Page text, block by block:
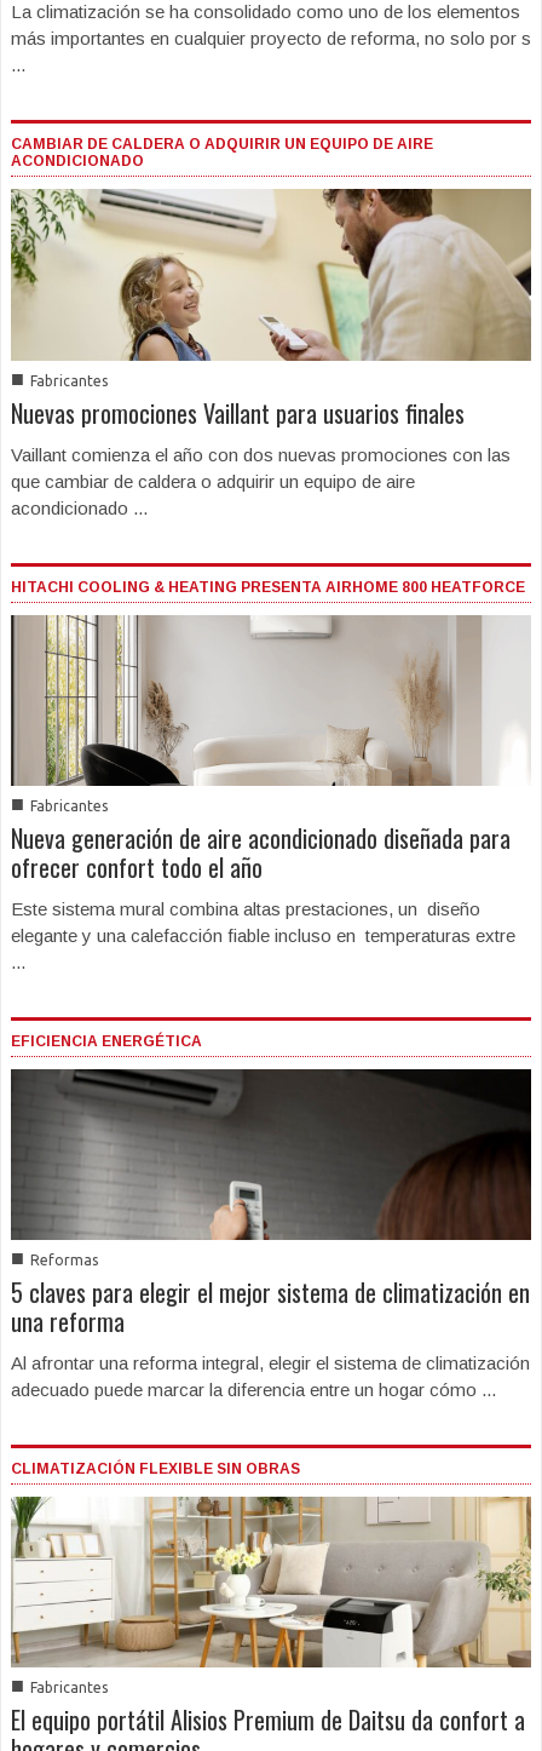
La climatización se ha consolidado como uno de los elementos
más importantes en cualquier proyecto de reforma, no solo por s
...
CAMBIAR DE CALDERA O ADQUIRIR UN EQUIPO DE AIRE
ACONDICIONADO
■ Fabricantes
Nuevas promociones Vaillant para usuarios finales
Vaillant comienza el año con dos nuevas promociones con las
que cambiar de caldera o adquirir un equipo de aire
acondicionado ...
HITACHI COOLING & HEATING PRESENTA AIRHOME 800 HEATFORCE
■ Fabricantes
Nueva generación de aire acondicionado diseñada para
ofrecer confort todo el año
Este sistema mural combina altas prestaciones, un diseño
elegante y una calefacción fiable incluso en temperaturas extre
...
EFICIENCIA ENERGÉTICA
■ Reformas
5 claves para elegir el mejor sistema de climatización en
una reforma
Al afrontar una reforma integral, elegir el sistema de climatización
adecuado puede marcar la diferencia entre un hogar cómo ...
CLIMATIZACIÓN FLEXIBLE SIN OBRAS
■ Fabricantes
El equipo portátil Alisios Premium de Daitsu da confort a